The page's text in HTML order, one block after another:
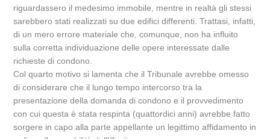
riguardassero il medesimo immobile, mentre in realtà gli stessi
sarebbero stati realizzati su due edifici differenti. Trattasi, infatti,
di un mero errore materiale che, comunque, non ha influito
sulla corretta individuazione delle opere interessate dalle
richieste di condono.
Col quarto motivo si lamenta che il Tribunale avrebbe omesso
di considerare che il lungo tempo intercorso tra la
presentazione della domanda di condono e il provvedimento
con cui questa è stata respinta (quattordici anni) avrebbe fatto
sorgere in capo alla parte appellante un legittimo affidamento in